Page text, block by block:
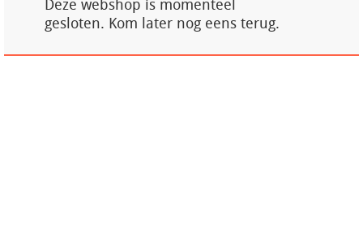
Deze webshop is momenteel
gesloten. Kom later nog eens terug.